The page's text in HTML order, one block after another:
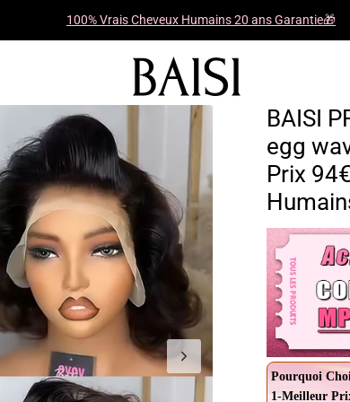
100% Vrais Cheveux Humains 20 ans Garantie🎁
BAISI
egg
Prix
Pourquoi
1-Meilleur